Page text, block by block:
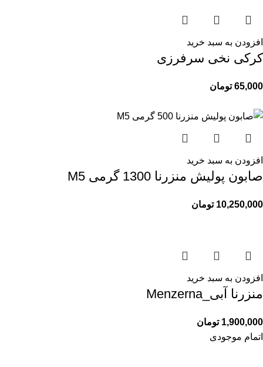
افزودن به سبد خرید
کرکی نخی سرفرزی
65,000 تومان
افزودن به سبد خرید
صابون پولیش منزرنا 1300 گرمی M5
10,250,000 تومان
افزودن به سبد خرید
منزرنا آبی_Menzerna
1,900,000 تومان
اتمام موجودی